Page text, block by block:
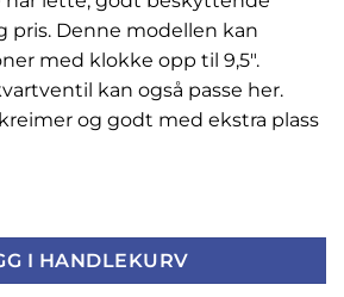
pris. Denne modellen kan
med klokke opp til 9,5″.
kan også passe her.
og godt med ekstra plass
MAX, MX306CT (PRO172) antall
I HANDLEKURV